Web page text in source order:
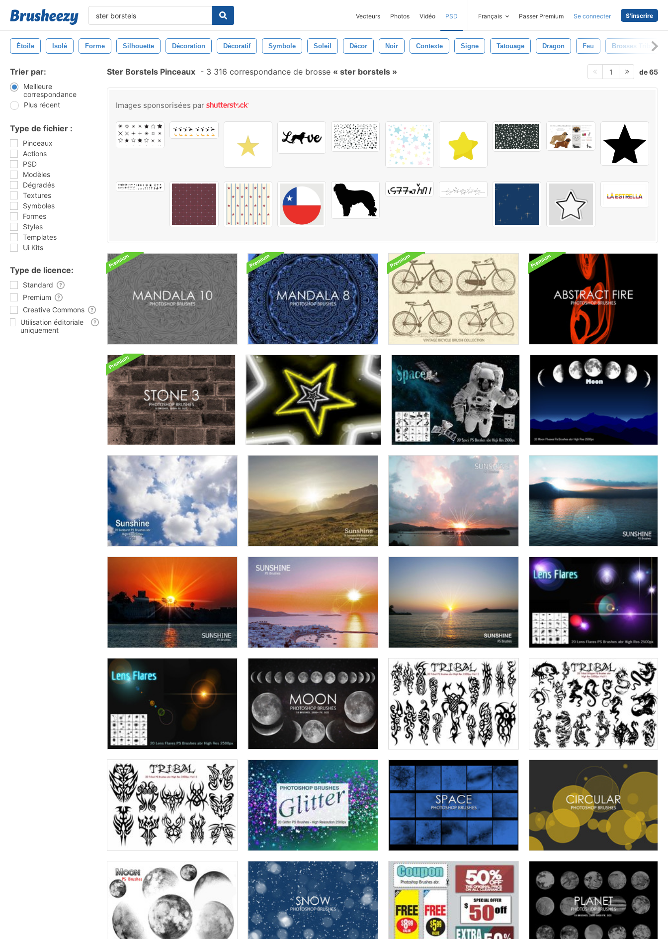
Vecteurs Photos Vidéo PSD Français Passer Premium Se connecter S'inscrire
Étoile Isolé Forme Silhouette Décoration Décoratif Symbole Soleil Décor Noir Contexte Signe Tatouage Dragon Feu Brosses Tribales
Trier par:
Meilleure
correspondance
Plus récent
Type de fichier :
Pinceaux
Actions
PSD
Modèles
Dégradés
Textures
Symboles
Formes
Styles
Templates
Ui Kits
Type de licence:
Standard
Premium
Creative Commons
Utilisation éditoriale
uniquement
Ster Borstels Pinceaux - 3 316 correspondance de brosse ster borstels 1 de 65
Images sponsorisées par